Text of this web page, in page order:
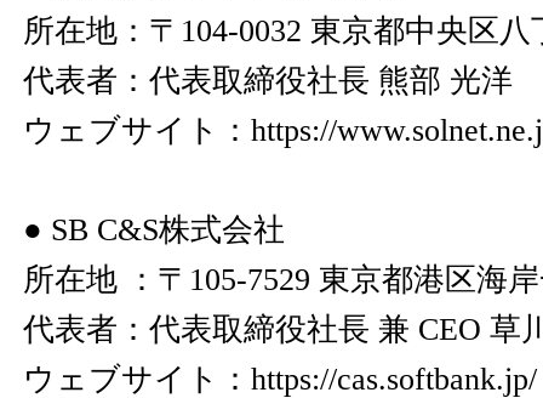
所在地：〒104-0032 東京都中央区八
代表者：代表取締役社長 熊部 光洋
ウェブサイト： https://
● SB C&S株式会社
所在地 ：〒105-7529 東京都港区海
代表者：代表取締役社長 兼 CEO 草
ウェブサイト： https://cas.softbank.jp/